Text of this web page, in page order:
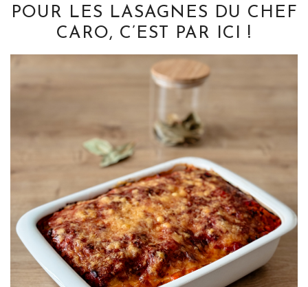
POUR LES LASAGNES DU CHEF
CARO, C’EST PAR ICI !